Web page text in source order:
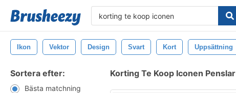
Ikon Vektor Design Svart Kort Uppsättning
Sortera efter:
Bästa matchning
Korting Te Koop Iconen Penslar